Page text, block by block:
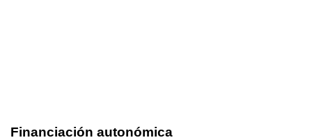
Financiación autonómica